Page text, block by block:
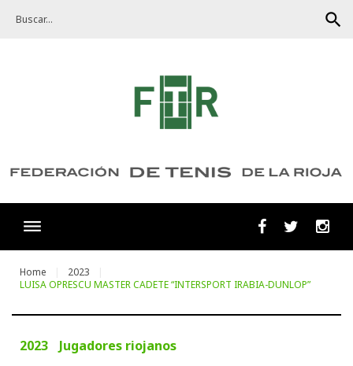
search
FacebookTwitter
Home
2023
LUISA OPRESCU MASTER CADETE “INTERSPORT IRABIA-DUNLOP”
2023 Jugadores riojanos